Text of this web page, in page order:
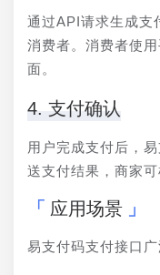
通过API请求生成支
消费者。消费者使
面。
4. 支付确认
用户完成支付后，
送支付结果，商家
应用场景
易支付码支付接口